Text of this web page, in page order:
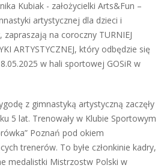
Kubiak - założycielki Arts&Fun –
artystycznej dla dzieci i
zapraszają na coroczny TURNIEJ
ARTYSTYCZNEJ, który odbędzie się
w hali sportowej GOSiR w
z gimnastyką artystyczną zaczęły
5 lat. Trenowały w Klubie Sportowym
Poznań pod okiem
trenerów. To byłe członkinie kadry,
medalistki Mistrzostw Polski w